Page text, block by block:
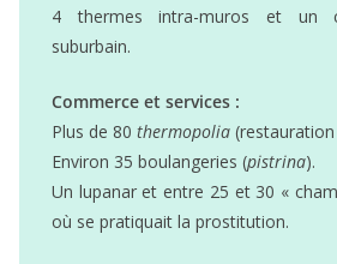
4 thermes intra-muros et un
suburbain.
Commerce et services :
Plus de 80 thermopolia
Environ 35 boulangeries (pistrina).
Un lupanar et entre 25 et 30 «
où se pratiquait la prostitution.